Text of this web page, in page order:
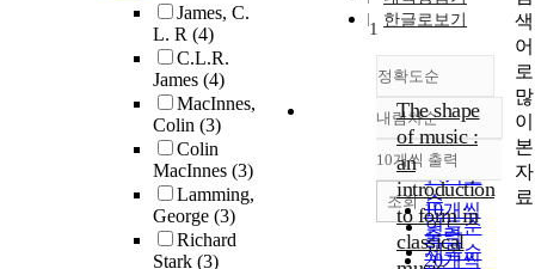
James, C.
L. R (4)
C.L.R.
James (4)
MacInnes,
Colin (3)
Colin
MacInnes (3)
Lamming,
George (3)
Richard
Stark (3)
한글로보기
정확도순
정확도
순
인기도
순
연도순
제목순
내림차순
내림차순
10개씩 출력
10개씩
출력
20개씩
조회
1
The shape
of music :
an
introduction
to form in
classical
색
어
로
많
이
본
자
료